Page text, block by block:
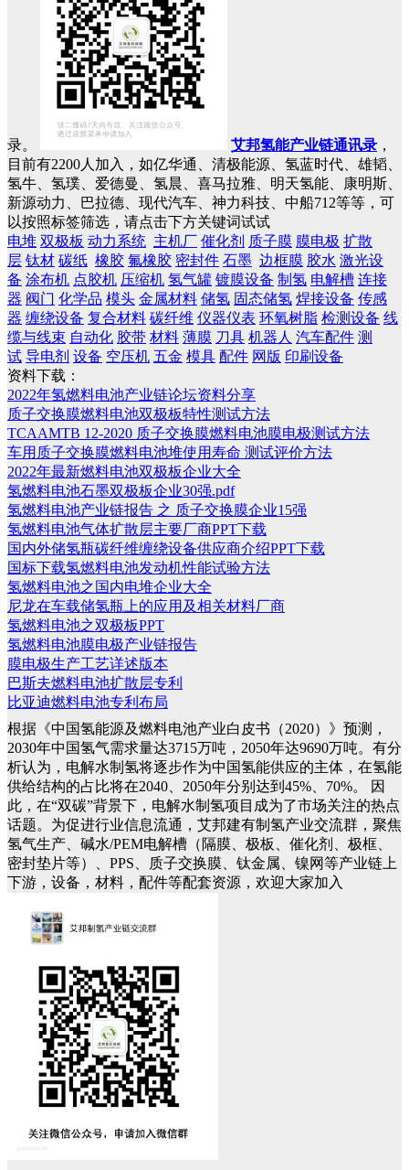
录。 艾邦氢能产业链通讯录 ，
目前有2200人加入，如亿华通、清极能源、氢蓝时代、雄韬、
氢牛、氢璞、爱德曼、氢晨、喜马拉雅、明天氢能、康明斯、
新源动力、巴拉德、现代汽车、神力科技、中船712等等，可
以按照标签筛选，请点击下方关键词试试
电堆 双极板 动力系统 主机厂 催化剂 质子膜 膜电极 扩散
层 钛材 碳纸 橡胶 氟橡胶 密封件 石墨 边框膜 胶水 激光设
备 涂布机 点胶机 压缩机 氢气罐 镀膜设备 制氢 电解槽 连接
器 阀门 化学品 模头 金属材料 储氢 固态储氢 焊接设备 传感
器 缠绕设备 复合材料 碳纤维 仪器仪表 环氧树脂 检测设备 线
缆与线束 自动化 胶带 材料 薄膜 刀具 机器人 汽车配件 测
试 导电剂 设备 空压机 五金 模具 配件 网版 印刷设备
资料下载：
2022年氢燃料电池产业链论坛资料分享
质子交换膜燃料电池双极板特性测试方法
TCAAMTB 12-2020 质子交换膜燃料电池膜电极测试方法
车用质子交换膜燃料电池堆使用寿命 测试评价方法
2022年最新燃料电池双极板企业大全
氢燃料电池石墨双极板企业30强.pdf
氢燃料电池产业链报告 之 质子交换膜企业15强
氢燃料电池气体扩散层主要厂商PPT下载
国内外储氢瓶碳纤维缠绕设备供应商介绍PPT下载
国标下载氢燃料电池发动机性能试验方法
氢燃料电池之国内电堆企业大全
尼龙在车载储氢瓶上的应用及相关材料厂商
氢燃料电池之双极板PPT
氢燃料电池膜电极产业链报告
膜电极生产工艺详述版本
巴斯夫燃料电池扩散层专利
比亚迪燃料电池专利布局
根据《中国氢能源及燃料电池产业白皮书（2020）》预测，
2030年中国氢气需求量达3715万吨，2050年达9690万吨。有分
析认为，电解水制氢将逐步作为中国氢能供应的主体，在氢能
供给结构的占比将在2040、2050年分别达到45%、70%。
因
此，在“双碳”背景下，电解水制氢项目成为了市场关注的热点
话题。为促进行业信息流通，艾邦建有制氢产业交流群，聚焦
氢气生产、碱水/PEM电解槽（隔膜、极板、催化剂、极框、
密封垫片等）、PPS、质子交换膜、钛金属、镍网等产业链上
下游，设备，材料，配件等配套资源，欢迎大家加入